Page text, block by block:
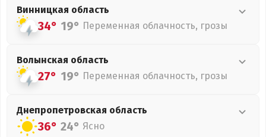
Винницкая область
34° 19° Переменная облачность, грозы
Волынская область
27° 19° Переменная облачность, грозы
Днепропетровская область
36° 24° Ясно